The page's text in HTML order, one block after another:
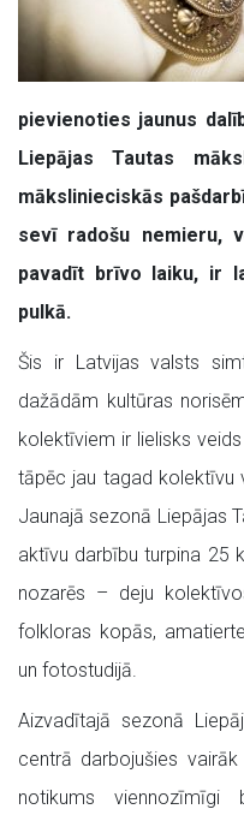
pievienoties jaunus
Liepājas Tautas
mākslinieciskās
sevī radošu nemieru,
pavadīt brīvo laiku, ir
pulkā.
Šis ir Latvijas valsts
dažādām kultūras
kolektīviem ir lielisks
tāpēc jau tagad kolektīvu
Jaunajā sezonā Liepājas
aktīvu darbību turpina 25
nozarēs – deju
folkloras kopās,
un fotostudijā.
Aizvadītajā sezonā
centrā darbojušies
notikums viennozīmīgi